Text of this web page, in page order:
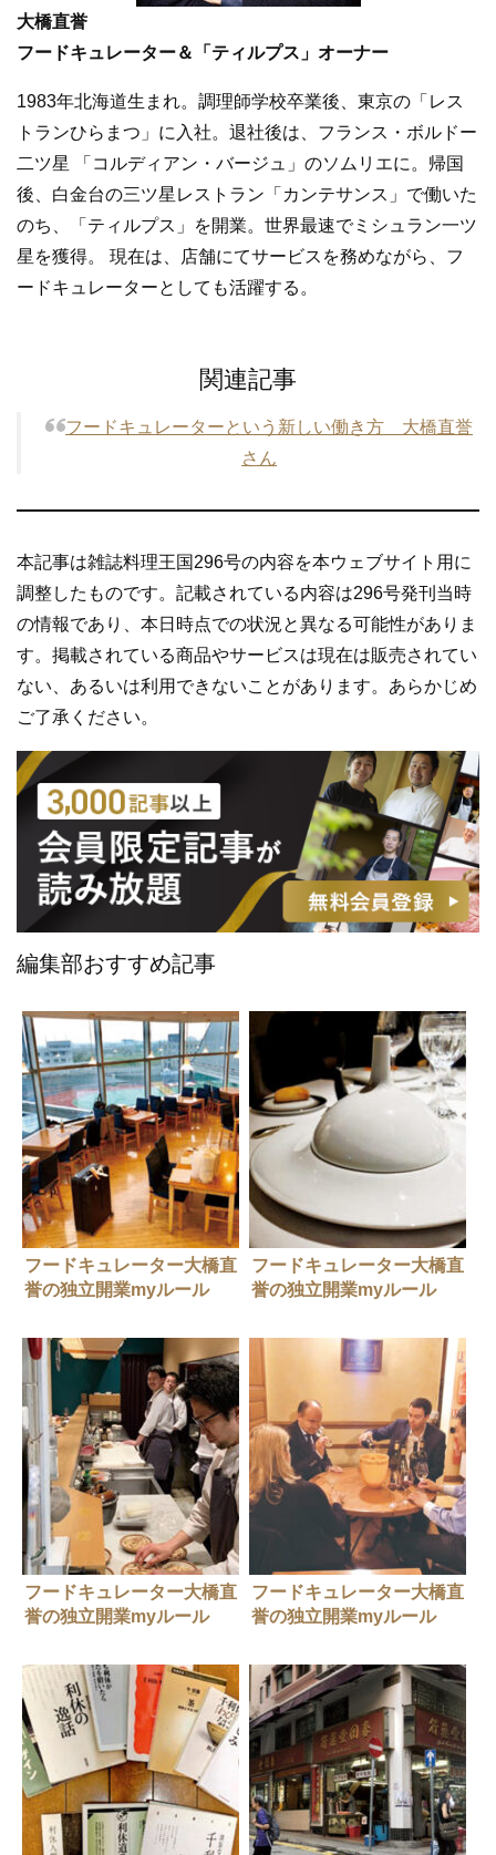
大橋直誉
フードキュレーター＆「ティルプス」オーナー
1983年北海道生まれ。調理師学校卒業後、東京の「レス
トランひらまつ」に入社。退社後は、フランス・ボルドー
二ツ星 「コルディアン・バージュ」のソムリエに。帰国
後、白金台の三ツ星レストラン「カンテサンス」で働いた
のち、「ティルプス」を開業。世界最速でミシュラン一ツ
星を獲得。 現在は、店舗にてサービスを務めながら、フ
ードキュレーターとしても活躍する。
関連記事
フードキュレーターという新しい働き方 大橋直誉
さん
本記事は雑誌料理王国296号の内容を本ウェブサイト用に
調整したものです。記載されている内容は296号発刊当時
の情報であり、本日時点での状況と異なる可能性がありま
す。掲載されている商品やサービスは現在は販売されてい
ない、あるいは利用できないことがあります。あらかじめ
ご了承ください。
編集部おすすめ記事
フードキュレーター大橋直
誉の独立開業myルール
違う道を辿って独立開業し
た先は
フードキュレーター大橋直
誉の独立開業myルール
肌で感じたことが独立の武
器に
フードキュレーター大橋直
誉の独立開業myルール
独自のルールが生むチーム
力の秘密は？
フードキュレーター大橋直
誉の独立開業myルール
信とサバイバル力で無謀を
成功に